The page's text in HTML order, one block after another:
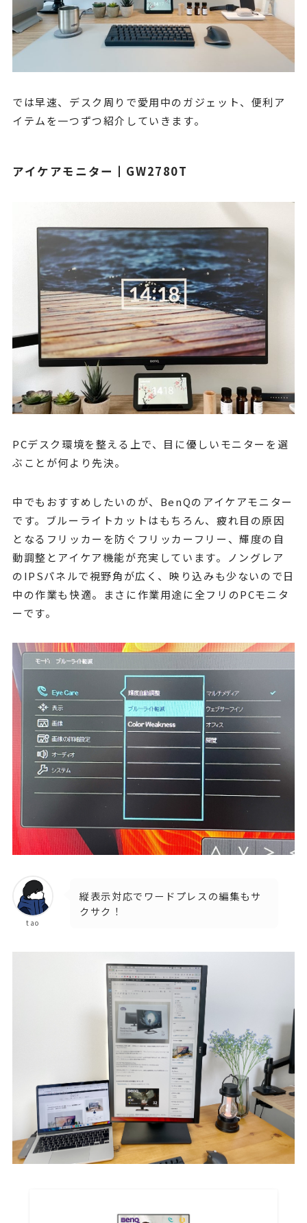
では早速、デスク周りで愛用中のガジェット、便利ア
イテムを一つずつ紹介していきます。
アイケアモニター┃GW2780T
PCデスク環境を整える上で、目に優しいモニターを選
ぶことが何より先決。
中でもおすすめしたいのが、BenQのアイケアモニター
です。ブルーライトカットはもちろん、疲れ目の原因
となるフリッカーを防ぐフリッカーフリー、輝度の自
動調整とアイケア機能が充実しています。ノングレア
のIPSパネルで視野角が広く、映り込みも少ないので日
中の作業も快適。まさに作業用途に全フリのPCモニタ
ーです。
tao
縦表示対応でワードプレスの編集もサ
クサク！